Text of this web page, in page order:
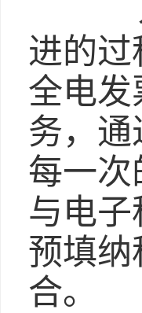
发
进的
全电发
务，
每一
与电
预填纳
合。